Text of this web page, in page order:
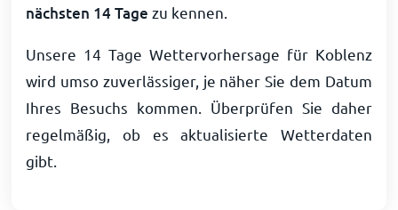
nächsten 14 Tage zu kennen.
Unsere 14 Tage Wettervorhersage für Koblenz
wird umso zuverlässiger, je näher Sie dem Datum
Ihres Besuchs kommen. Überprüfen Sie daher
regelmäßig, ob es aktualisierte Wetterdaten
gibt.